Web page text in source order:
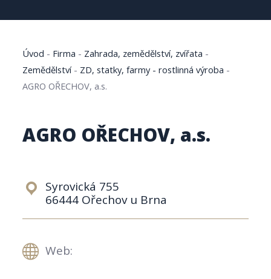
Úvod - Firma - Zahrada, zemědělství, zvířata -
Zemědělství- ZD, statky, farmy - rostlinná výroba -
AGRO OŘECHOV, a.s.
AGRO OŘECHOV, a.s.
Syrovická 755
66444 Ořechov u Brna
Web: